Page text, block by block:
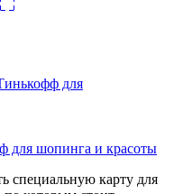
для шопинга и красоты
специальную карту для